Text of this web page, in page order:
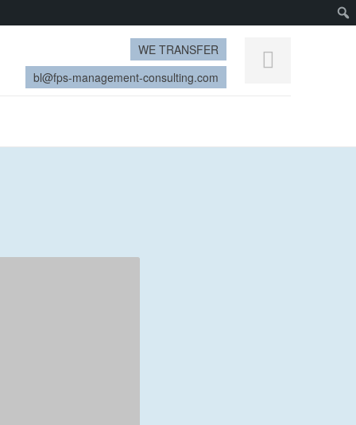
WE TRANSFER
bl@fps-management-consulting.com